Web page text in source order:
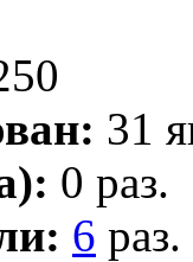
31
0 раз.
6 раз.